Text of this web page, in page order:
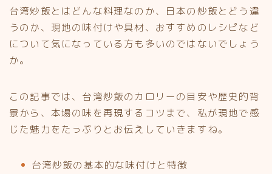
台湾炒飯とはどんな料理なのか、日本の炒飯とどう違
うのか、現地の味付けや具材、おすすめのレシピなど
について気になっている方も多いのではないでしょう
か。
この記事では、台湾炒飯のカロリーの目安や歴史的背
景から、本場の味を再現するコツまで、私が現地で感
じた魅力をたっぷりとお伝えしていきますね。
台湾炒飯の基本的な味付けと特徴